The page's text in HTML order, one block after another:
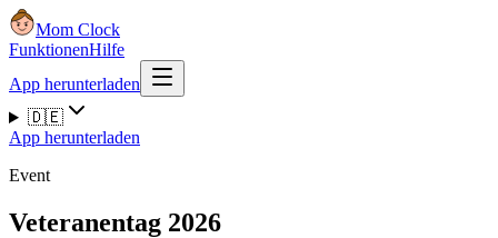
Mom Clock
FunktionenHilfe
App herunterladen
🇩🇪
App herunterladen
Event
Veteranentag 2026